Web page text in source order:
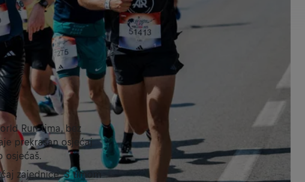
Run tima, bez
prekrasan osjećaj
osjećaš.
zajednice. S timom